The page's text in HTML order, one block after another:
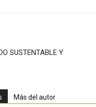
SUSTENTABLE Y
Más del autor